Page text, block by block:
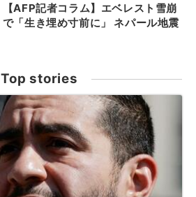
【AFP記者コラム】エベレスト雪崩
で「生き埋め寸前に」 ネパール地震
Top stories